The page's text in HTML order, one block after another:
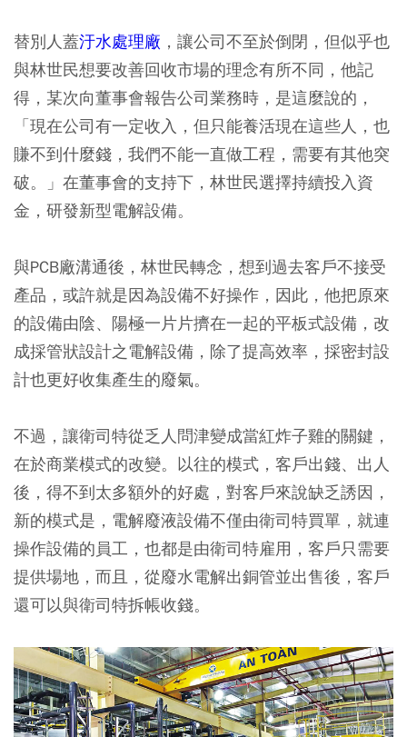
替別人蓋汙水處理廠 ，讓公司不至於倒閉，但似乎也
與林世民想要改善回收市場的理念有所不同，他記
得，某次向董事會報告公司業務時，是這麼說的，
「現在公司有一定收入，但只能養活現在這些人，也
賺不到什麼錢，我們不能一直做工程，需要有其他突
破。」在董事會的支持下，林世民選擇持續投入資
金，研發新型電解設備。
與PCB廠溝通後，林世民轉念，想到過去客戶不接受
產品，或許就是因為設備不好操作，因此，他把原來
的設備由陰、陽極一片片擠在一起的平板式設備，改
成採管狀設計之電解設備，除了提高效率，採密封設
計也更好收集產生的廢氣。
不過，讓衛司特從乏人問津變成當紅炸子雞的關鍵，
在於商業模式的改變。以往的模式，客戶出錢、出人
後，得不到太多額外的好處，對客戶來說缺乏誘因，
新的模式是，電解廢液設備不僅由衛司特買單，就連
操作設備的員工，也都是由衛司特雇用，客戶只需要
提供場地，而且，從廢水電解出銅管並出售後，客戶
還可以與衛司特拆帳收錢。